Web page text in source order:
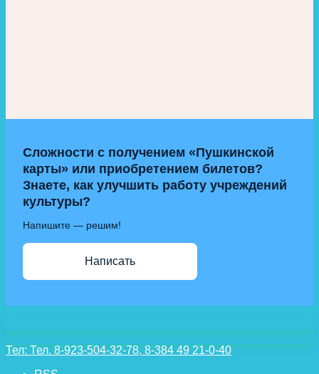
Сложности с получением «Пушкинской
карты» или приобретением билетов?
Знаете, как улучшить работу учреждений
культуры?
Напишите — решим!
Написать
Тел: Тел. 8-923-504-32-78, 8-384 49 21-0-40